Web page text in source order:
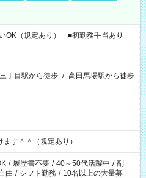
OK（規定あり） ■初勤務手当あり
丁目駅から徒歩 / 高田馬場駅から徒歩
す＾＾（規定あり）
/ 履歴書不要 / 40～50代活躍中 / 副
由 / シフト勤務 / 10名以上の大量募